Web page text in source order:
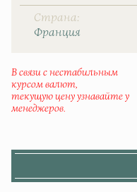
Страна
Франция
В связи с нестабильным
курсом валют,
текущую цену узнавайте у
менеджеров.